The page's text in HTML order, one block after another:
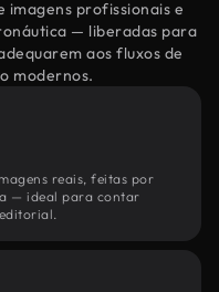
imagens profissionais e
— liberadas para
aos fluxos de
modernos.
reais, feitas por
— ideal para contar